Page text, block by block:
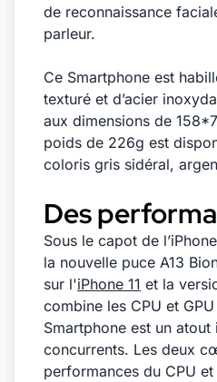
de reconnaissance
parleur.
Ce Smartphone est
texturé et d’acier
aux dimensions de
poids de 226g est
coloris gris sidéral,
Des
Sous le capot de
la nouvelle puce A13
sur l'iPhone 11 et la
combine les CPU et
Smartphone est un
concurrents. Les deux
performances du CPU